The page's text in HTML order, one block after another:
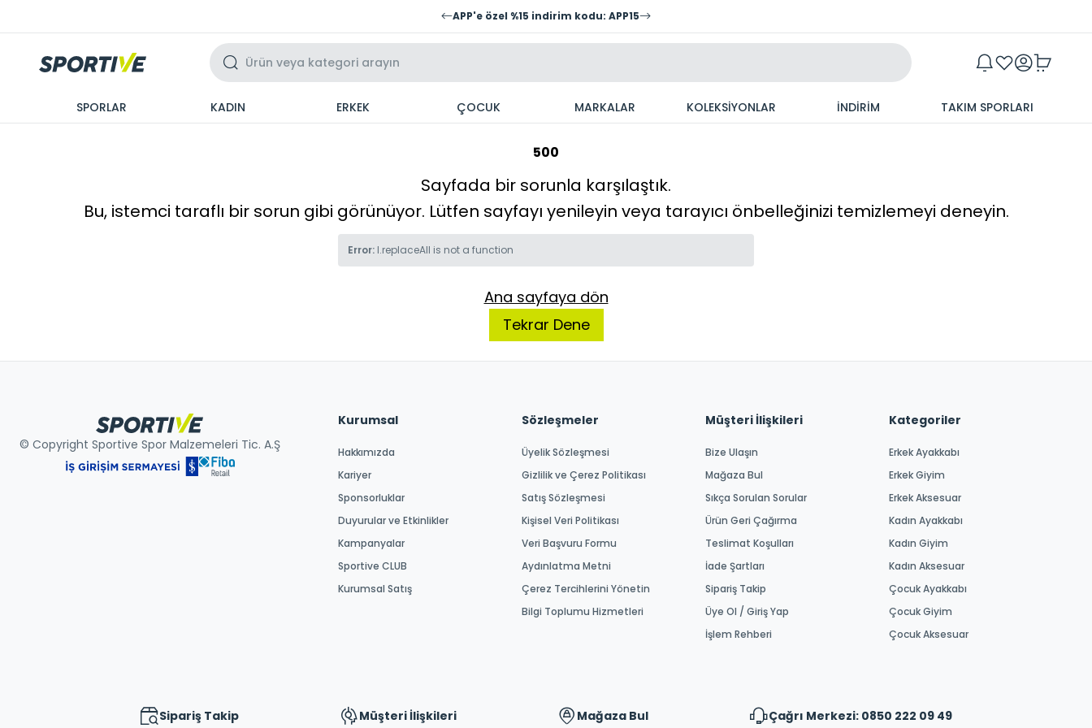
APP'e özel %15 indirim kodu: APP15
SPORLAR KADIN ERKEK ÇOCUK MARKALAR KOLEKSİYONLAR İNDİRİM TAKIM SPORLARI
500
Sayfada bir sorunla karşılaştık.
Bu, istemci taraflı bir sorun gibi görünüyor. Lütfen sayfayı yenileyin veya tarayıcı önbelleğinizi temizlemeyi deneyin.
Error: l.replaceAll is not a function
Ana sayfaya dön
Tekrar Dene
© Copyright Sportive Spor Malzemeleri Tic. A.Ş
Kurumsal
Hakkımızda
Kariyer
Sponsorluklar
Duyurular ve Etkinlikler
Kampanyalar
Sportive CLUB
Kurumsal Satış
Sözleşmeler
Üyelik Sözleşmesi
Gizlilik ve Çerez Politikası
Satış Sözleşmesi
Kişisel Veri Politikası
Veri Başvuru Formu
Aydınlatma Metni
Çerez Tercihlerini Yönetin
Bilgi Toplumu Hizmetleri
Müşteri İlişkileri
Bize Ulaşın
Mağaza Bul
Sıkça Sorulan Sorular
Ürün Geri Çağırma
Teslimat Koşulları
İade Şartları
Sipariş Takip
Üye Ol / Giriş Yap
İşlem Rehberi
Kategoriler
Erkek Ayakkabı
Erkek Giyim
Erkek Aksesuar
Kadın Ayakkabı
Kadın Giyim
Kadın Aksesuar
Çocuk Ayakkabı
Çocuk Giyim
Çocuk Aksesuar
Sipariş Takip Müşteri İlişkileri Mağaza Bul Çağrı Merkezi: 0850 222 09 49